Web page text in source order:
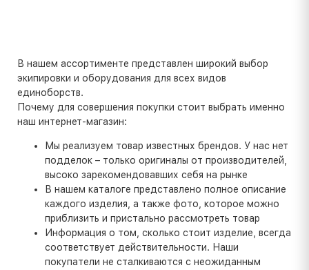
В нашем ассортименте представлен широкий выбор
экипировки и оборудования для всех видов
единоборств.
Почему для совершения покупки стоит выбрать именно
наш интернет-магазин:
Мы реализуем товар известных брендов. У нас нет
подделок – только оригиналы от производителей,
высоко зарекомендовавших себя на рынке
В нашем каталоге представлено полное описание
каждого изделия, а также фото, которое можно
приблизить и пристально рассмотреть товар
Информация о том, сколько стоит изделие, всегда
соответствует действительности. Наши
покупатели не сталкиваются с неожиданным